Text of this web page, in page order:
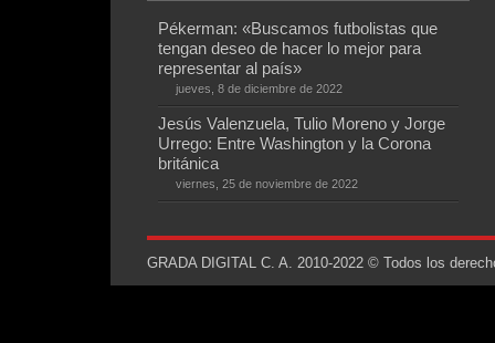
Pékerman: «Buscamos futbolistas que
tengan deseo de hacer lo mejor para
representar al país»
jueves, 8 de diciembre de 2022
Jesús Valenzuela, Tulio Moreno y Jorge
Urrego: Entre Washington y la Corona
británica
viernes, 25 de noviembre de 2022
GRADA DIGITAL C. A. 2010-2022 © Todos los